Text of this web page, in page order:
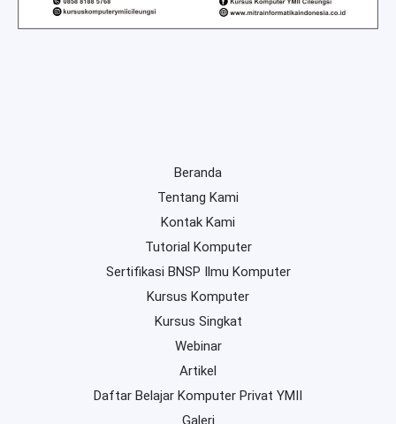
Beranda
Tentang Kami
Kontak Kami
Tutorial Komputer
Sertifikasi BNSP Ilmu Komputer
Kursus Komputer
Kursus Singkat
Webinar
Artikel
Daftar Belajar Komputer Privat YMII